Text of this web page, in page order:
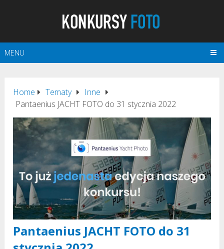
MENU
Home Tematy
Inne
Pantaenius JACHT FOTO do 31 stycznia 2022
Pantaenius JACHT FOTO do 31